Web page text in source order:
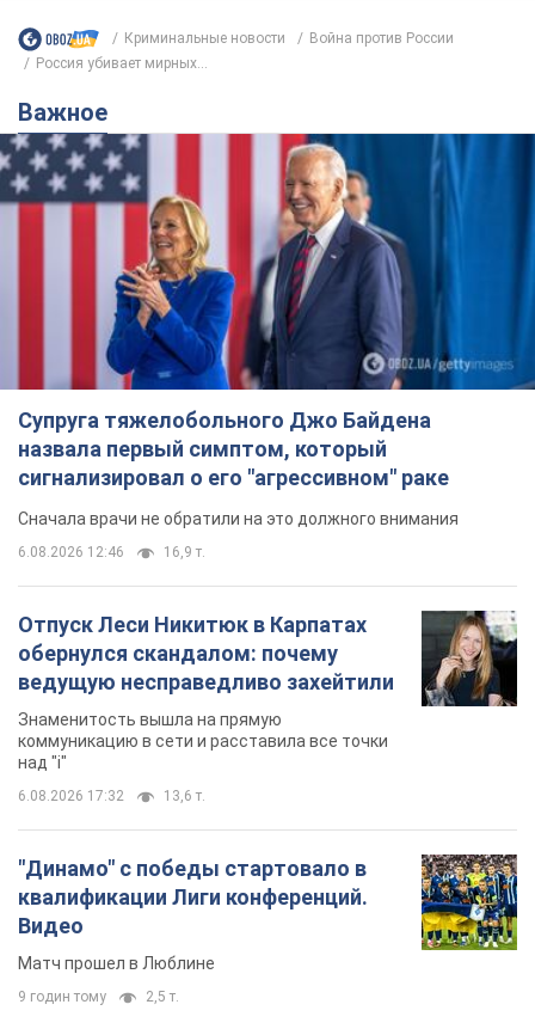
Криминальные новости
Война против России
Россия убивает мирных...
Важное
Супруга тяжелобольного Джо Байдена
назвала первый симптом, который
сигнализировал о его "агрессивном" раке
Сначала врачи не обратили на это должного внимания
6.08.2026 12:46 16,9 т.
Отпуск Леси Никитюк в Карпатах
обернулся скандалом: почему
ведущую несправедливо захейтили
Знаменитость вышла на прямую
коммуникацию в сети и расставила все точки
над "i"
6.08.2026 17:32 13,6 т.
"Динамо" с победы стартовало в
квалификации Лиги конференций.
Видео
Матч прошел в Люблине
9 годин тому 2,5 т.